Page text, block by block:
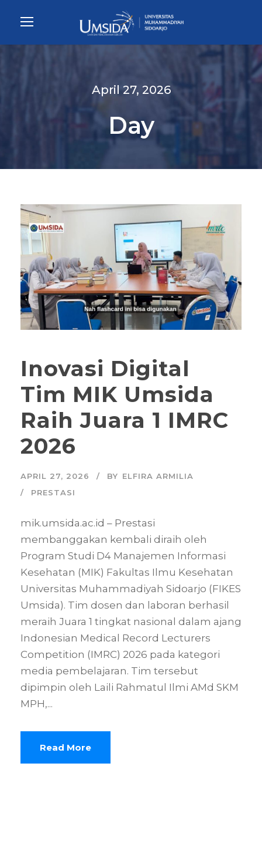
April 27, 2026
Day
Inovasi Digital
Tim MIK Umsida
Raih Juara 1 IMRC
2026
APRIL 27, 2026 BY ELFIRA ARMILIA
PRESTASI
mik.umsida.ac.id – Prestasi
membanggakan kembali diraih oleh
Program Studi D4 Manajemen Informasi
Kesehatan (MIK) Fakultas Ilmu Kesehatan
Universitas Muhammadiyah Sidoarjo (FIKES
Umsida). Tim dosen dan laboran berhasil
meraih Juara 1 tingkat nasional dalam ajang
Indonesian Medical Record Lecturers
Competition (IMRC) 2026 pada kategori
media pembelajaran. Tim tersebut
dipimpin oleh Laili Rahmatul Ilmi AMd SKM
MPH,...
Read More